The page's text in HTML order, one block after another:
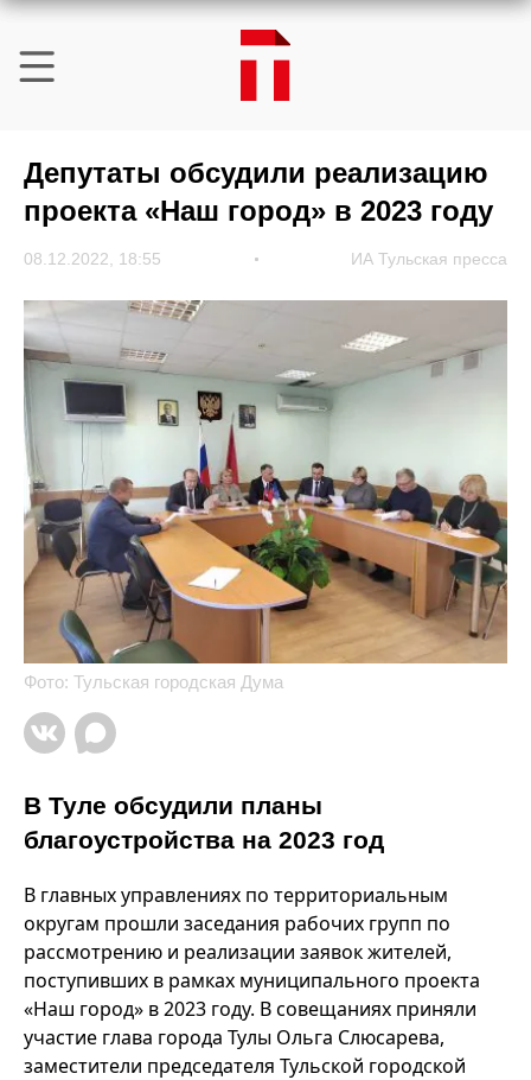
Депутаты обсудили реализацию
проекта «Наш город» в 2023 году
08.12.2022, 18:55 ИА Тульская пресса
Фото: Тульская городская Дума
В Туле обсудили планы
благоустройства на 2023 год
В главных управлениях по территориальным
округам прошли заседания рабочих групп по
рассмотрению и реализации заявок жителей,
поступивших в рамках муниципального проекта
«Наш город» в 2023 году. В совещаниях приняли
участие глава города Тулы Ольга Слюсарева,
заместители председателя Тульской городской